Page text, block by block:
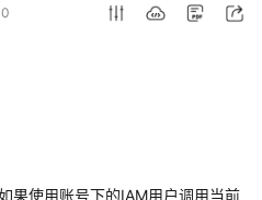
果使用账号下的IAM用户调用当前